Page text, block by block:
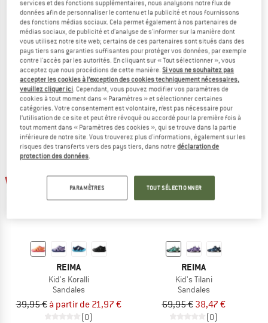
REIMA
Kid's Rantaan
Chaussures minimalistes
54,95 €à partir de 35,72 €
(0)
REIMA
Kid's Bungee
Sandales
36,95 €à partir de 24,02 €
(0)
Jusqu'à -45 %
REIMA
Kid's Koralli
Sandales
39,95 € à partir de 21,97 €
(0)
-45 %
REIMA
Kid's Tilani
Sandales
69,95 € 38,47 €
(0)
services et des fonctions supplémentaires, nous analysons notre flux de
données afin de personnaliser le contenu et la publicité et nous fournissons
des fonctions médias sociaux. Cela permet également à nos partenaires de
médias sociaux, de publicité et d'analyse de s'informer sur la manière dont
vous utilisez notre site web; certains de ces partenaires sont situés dans des
pays tiers sans garanties suffisantes pour protéger vos données, par exemple
contre l'accès par les autorités. En cliquant sur « Tout sélectionner », vous
acceptez que nous procédions de cette manière.Si vous ne souhaitez pas
accepter les cookies à l’exception des cookies techniquement nécessaires,
veuillez cliquer ici. Cependant, vous pouvez modifier vos paramètres de
cookies à tout moment dans « Paramètres » et sélectionner certaines
catégories. Votre consentement est volontaire, n’est pas nécessaire pour
l’utilisation de ce site et peut être révoqué ou accordé pour la première fois à
tout moment dans « Paramètres des cookies », qui se trouve dans la partie
inférieure de notre site. Vous trouverez plus d'informations, également sur les
risques des transferts vers des pays tiers, dans notredéclaration de
protection des données.
PARAMÈTRES TOUT SÉLECTIONNER